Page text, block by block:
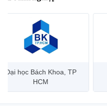
Đại học Bách Khoa, TP
HCM